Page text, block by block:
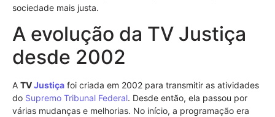
sociedade mais justa.
A evolução da TV Justiça
desde 2002
A TVJustiça foi criada em 2002 para transmitir as atividades
do Supremo Tribunal Federal. Desde então, ela passou por
várias mudanças e melhorias. No início, a programação era